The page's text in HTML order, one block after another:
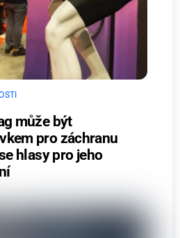
může být
pro záchranu
hlasy pro jeho